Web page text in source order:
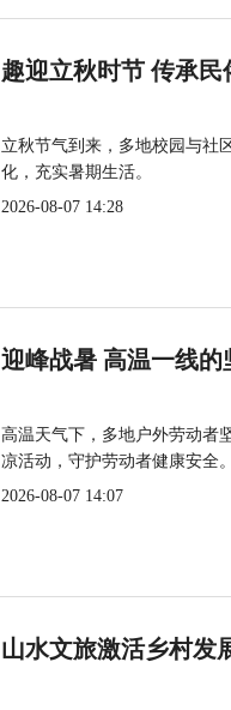
趣迎立秋时节 传承民
立秋节气到来，多地校园与社
化，充实暑期生活。
2026-08-07 14:28
迎峰战暑 高温一线的
高温天气下，多地户外劳动者
凉活动，守护劳动者健康安全。
2026-08-07 14:07
山水文旅激活乡村发